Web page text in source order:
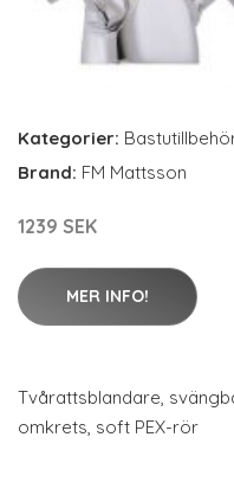
Kategorier:
Brand: FM Mattsson
1239 SEK
MER INFO!
Tvårattsblandare,
omkrets, soft PEX-rör